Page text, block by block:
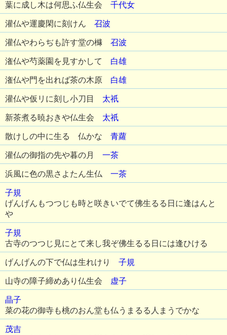
葉に成し木は何思ふ仏生会 千代女
灌仏や運慶閑に刻けん 召波
灌仏やわらぢも許す堂の櫞 召波
潅仏や芍薬園を見すかして 白雄
潅仏や門を出れば茶の木原 白雄
灌仏や仮リに刻し小刀目 太祇
新茶煮る暁おきや仏生会 太祇
散けしの中に生るゝ仏かな 青蘿
灌仏の御指の先や暮の月 一茶
浜風に色の黒さよたん生仏 一茶
子規
げんげんもつつじも時と咲きいでて佛生るる日に逢はんと
や
子規
古寺のつつじ見にとて来し我ぞ佛生るる日には逢ひける
げんげんの下で仏は生れけり 子規
山寺の障子締めあり仏生会 虚子
晶子
菜の花の御寺も桃のおん堂も仏うまるる人まうでかな
茂吉